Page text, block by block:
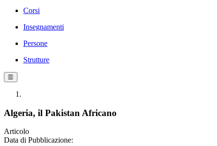
Corsi
Insegnamenti
Persone
Strutture
☰
Algeria, il Pakistan Africano
Articolo
Data di Pubblicazione: